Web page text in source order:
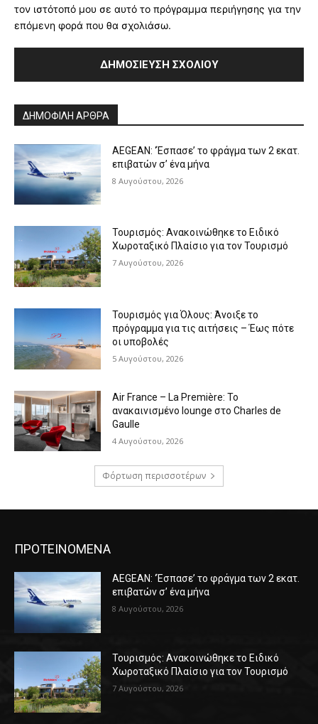
τον ιστότοπό μου σε αυτό το πρόγραμμα περιήγησης για την
επόμενη φορά που θα σχολιάσω.
ΔΗΜΟΦΙΛΗ ΑΡΘΡΑ
AEGEAN: ‘Έσπασε’ το φράγμα των 2 εκατ.
επιβατών σ’ ένα μήνα
8 Αυγούστου, 2026
Τουρισμός: Ανακοινώθηκε το Ειδικό
Χωροταξικό Πλαίσιο για τον Τουρισμό
7 Αυγούστου, 2026
Τουρισμός για Όλους: Άνοιξε το
πρόγραμμα για τις αιτήσεις – Έως πότε
οι υποβολές
5 Αυγούστου, 2026
Air France – La Première: Το
ανακαινισμένο lounge στο Charles de
Gaulle
4 Αυγούστου, 2026
Φόρτωση περισσοτέρων
ΠΡΟΤΕΙΝΟΜΕΝΑ
AEGEAN: ‘Έσπασε’ το φράγμα των 2 εκατ.
επιβατών σ’ ένα μήνα
8 Αυγούστου, 2026
Τουρισμός: Ανακοινώθηκε το Ειδικό
Χωροταξικό Πλαίσιο για τον Τουρισμό
7 Αυγούστου, 2026